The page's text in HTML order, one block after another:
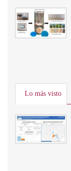
Lo más visto